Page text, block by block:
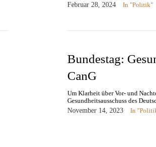
Februar 28, 2024
In "Politik"
Bundestag:
CanG
Um Klarheit über Vor- und
Gesundheitsausschuss des
November 14, 2023
In